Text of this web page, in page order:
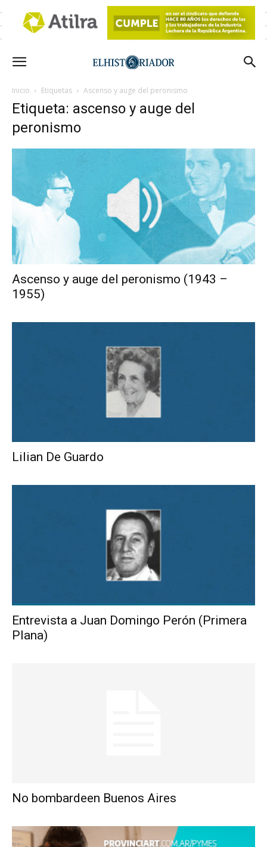
Inicio Etiquetas Ascenso y auge del peronismo
Etiqueta: ascenso y auge del
peronismo
Ascenso y auge del peronismo (1943 –
1955)
Lilian De Guardo
Entrevista a Juan Domingo Perón (Primera
Plana)
No bombardeen Buenos Aires